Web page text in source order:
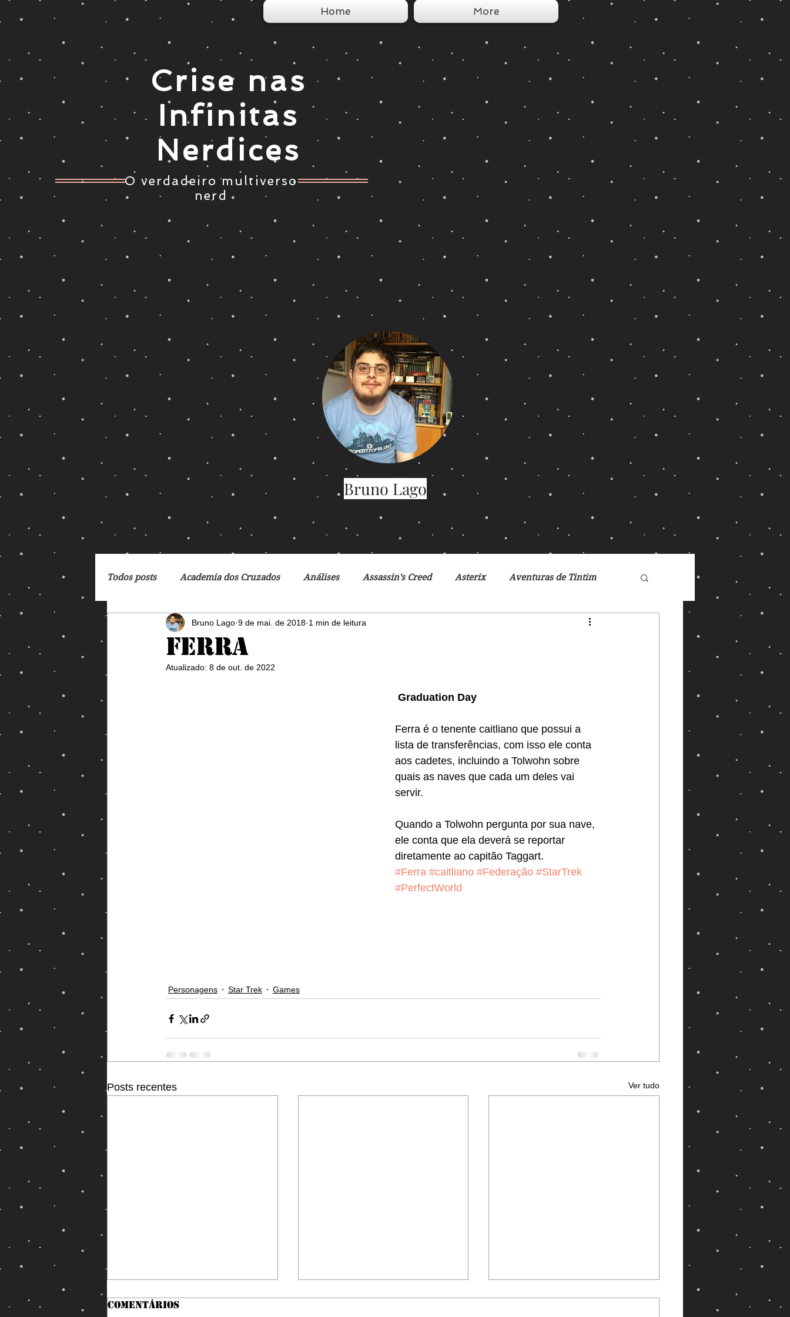
Home More
Crise nas
Infinitas
Nerdices
O verdadeiro multiverso
nerd
Todos posts Academia dos Cruzados Análises Assassin's Creed Asterix Aventuras de Tintim
Breaking Bad Cartoon Ciclo da Herança Crônicas de Gelo e Fogo
DC Comics De Volta para o Futuro
Jogos Vorazes Livros LucasFilm
Ferra
Bruno Lago 9 de mai. de 2018 1 min de leitura
Atualizado: 8 de out. de 2022
Graduation Day
Ferra é o tenente caitliano que possui a
lista de transferências, com isso ele conta
aos cadetes, incluindo a Tolwohn sobre
quais as naves que cada um deles vai
servir.
Quando a Tolwohn pergunta por sua nave,
ele conta que ela deverá se reportar
diretamente ao capitão Taggart.
#Ferra #caitliano #Federação #StarTrek
#PerfectWorld
Personagens Star Trek Games
Posts recentes Ver tudo
Comentários
Bruno Lago